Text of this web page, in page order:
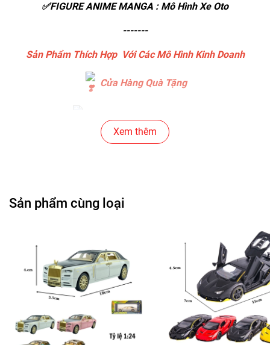
✅FIGURE ANIME MANGA : Mô Hình Xe Oto
-------
Sản Phẩm Thích Hợp Với Các Mô Hình Kinh Doanh
Cửa Hàng Quà Tặng
Chuỗi Các Siêu Thị , Nhà Sách
Cửa Hàng Bán Phụ Kiện Điện Thoại
Cửa Hàng Phụ Kiện Ô Tô ( Sản Phẩm Mô Hình Lắc Đầu
)
Xem thêm
Sản phẩm cùng loại